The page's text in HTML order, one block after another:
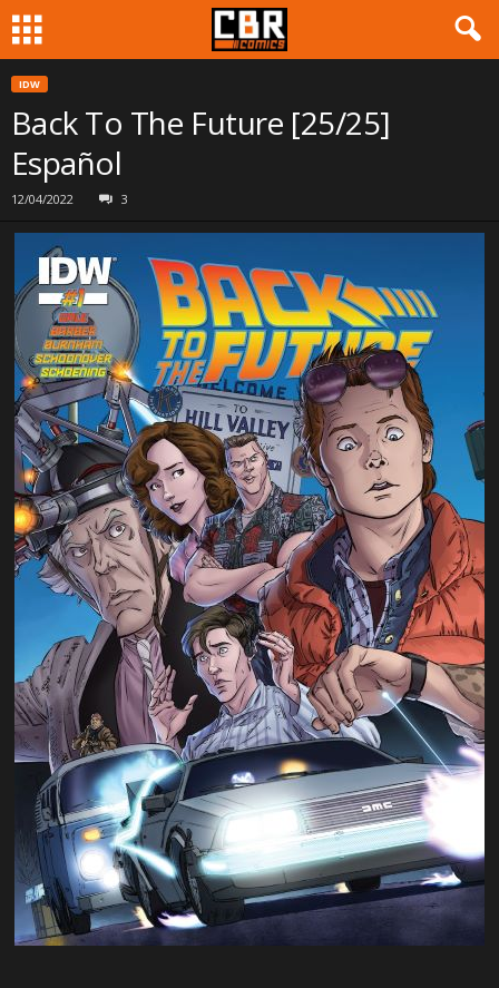
IDW
Back To The Future [25/25]
Español
12/04/2022 3